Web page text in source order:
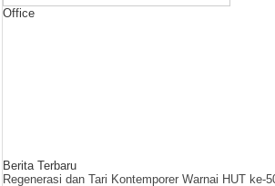
Office
Berita Terbaru
Regenerasi dan Tari Kontemporer Warnai HUT ke-